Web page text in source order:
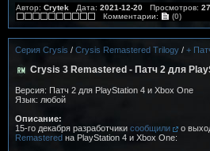
Автор: Crytek Дата: 2021-12-20 Просмотров:
Комментарии:
(0)
Серия Crysis / Crysis Remastered Trilogy / +
Crysis 3 Remastered - Патч 2 для
Версия: Патч 2 для PlayStation 4 и Xbox One
Язык: любой
Описание:
15-го декабря разработчики сообщили о
Remastered на PlayStation 4 и Xbox One: